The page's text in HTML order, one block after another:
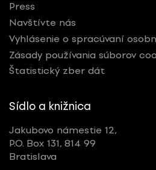
Press
Navštívte nás
Vyhlásenie o spracúvaní
Zásady používania súborov
Štatistický zber dát
Sídlo a knižnica
Jakubovo námestie 12,
P.O. Box 131, 814 99
Bratislava